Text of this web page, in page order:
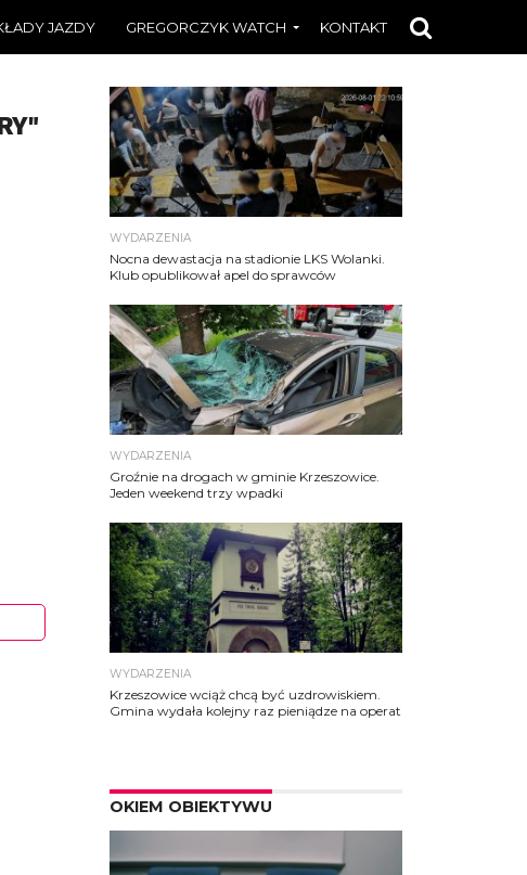
JAZDY GREGORCZYK WATCH KONTAKT
WYDARZENIA
Nocna dewastacja na stadionie LKS Wolanki.
Klub opublikował apel do sprawców
WYDARZENIA
Groźnie na drogach w gminie Krzeszowice.
Jeden weekend trzy wpadki
WYDARZENIA
Krzeszowice wciąż chcą być uzdrowiskiem.
Gmina wydała kolejny raz pieniądze na operat
OKIEM OBIEKTYWU